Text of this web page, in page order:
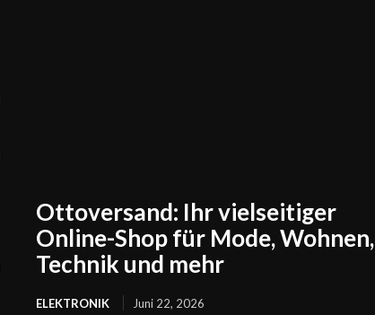
Ottoversand: Ihr vielseitiger
Online-Shop für Mode, Wohnen,
Technik und mehr
ELEKTRONIK Juni 22, 2026